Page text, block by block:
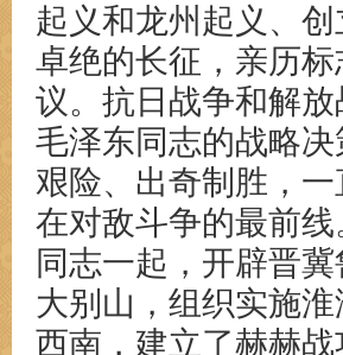
起义和龙州起义、
卓绝的长征，亲历
议。抗日战争和解
毛泽东同志的战略
艰险、出奇制胜，
在对敌斗争的最前
同志一起，开辟晋
大别山，组织实施
西南，建立了赫赫战